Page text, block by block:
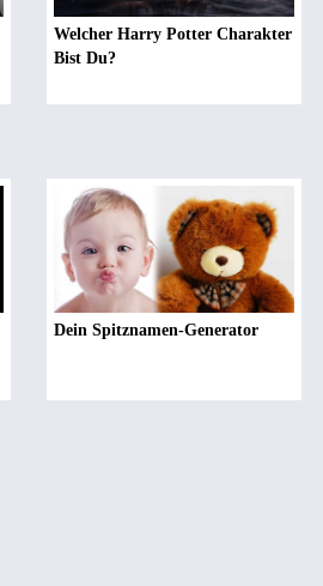
Welcher Harry Potter Charakter
Bist Du?
Dein Spitznamen-Generator